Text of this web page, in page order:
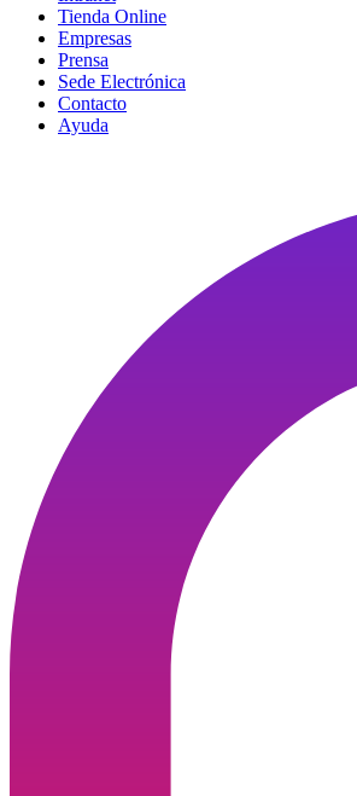
Tienda Online
Empresas
Prensa
Sede Electrónica
Contacto
Ayuda